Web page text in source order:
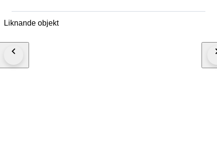
Taille 39 Neuf avec boîte d’origine Hauteur 12 cm Parfaites avec une robe
soin et envoyé en recommandé. Les frais de douane sont à la charge de
Liknande objekt